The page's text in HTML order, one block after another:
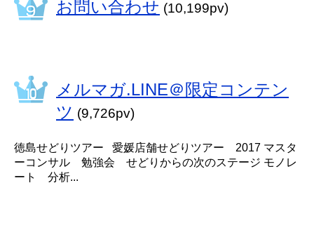
お問い合わせ (10,199pv)
メルマガ.LINE＠限定コンテン
ツ (9,726pv)
徳島せどりツアー 愛媛店舗せどりツアー 2017 マスタ
ーコンサル 勉強会 せどりからの次のステージ モノレ
ート 分析...